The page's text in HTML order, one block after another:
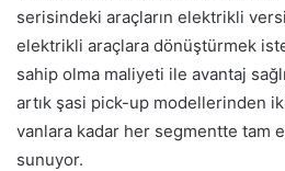
serisindeki araçların elektrikli
elektrikli araçlara dönüştürmek
sahip olma maliyeti ile avantaj
artık şasi pick-up modellerinden
vanlara kadar her segmentte tam
sunuyor.